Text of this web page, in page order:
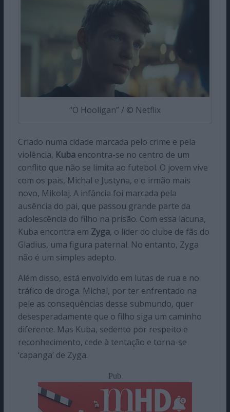
“O Hooligan” / © Netflix
Criado numa cidade marcada pelo crime e pela
violência, Kubaencontra-se no centro de um
conflito que não se limita ao futebol. O jovem vive
com os pais, Michal e Justyna, e o irmão mais
novo, Mikolaj. A infância foi marcada pela
ausência do pai, que passou grande parte da
adolescência do filho na prisão. Com essa lacuna,
Kuba encontra em Zyga, o líder do clube de fãs do
Gladius, uma figura paternal. No entanto, Zyga
não é um simples adepto.
Além disso, está envolvido em lutas de rua e no
tráfico de droga. Michal, por ter enfrentado na
pele as consequências desse submundo, quer
desesperadamente que o filho siga um caminho
diferente. Mas Kuba, sedento por respeito e
reconhecimento, cede à tentação e torna-se
‘capanga’ de Zyga.
Pub